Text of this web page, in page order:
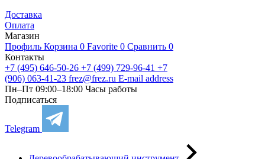
Доставка
Оплата
Магазин
Профиль Корзина 0 Favorite 0 Сравнить 0
Контакты
+7 (495) 646-50-26 +7 (499) 729-96-41 +7
(906) 063-41-23 frez@frez.ru E-mail address
Пн–Пт 09:00–18:00 Часы работы
Подписаться
Telegram